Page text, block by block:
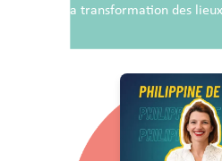
La transformation des